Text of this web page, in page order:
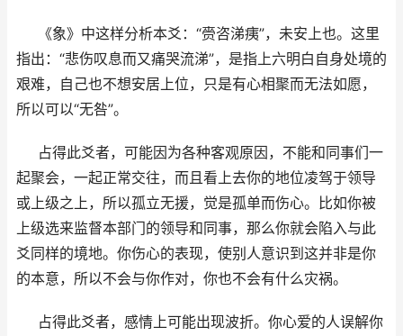
《象》中这样分析本爻：“赍咨涕痍”，未安上也。这里
指出：“悲伤叹息而又痛哭流涕”，是指上六明白自身处境的
艰难，自己也不想安居上位，只是有心相聚而无法如愿，
所以可以“无咎”。
占得此爻者，可能因为各种客观原因，不能和同事们一
起聚会，一起正常交往，而且看上去你的地位凌驾于领导
或上级之上，所以孤立无援，觉是孤单而伤心。比如你被
上级选来监督本部门的领导和同事，那么你就会陷入与此
爻同样的境地。你伤心的表现，使别人意识到这并非是你
的本意，所以不会与你作对，你也不会有什么灾祸。
占得此爻者，感情上可能出现波折。你心爱的人误解你